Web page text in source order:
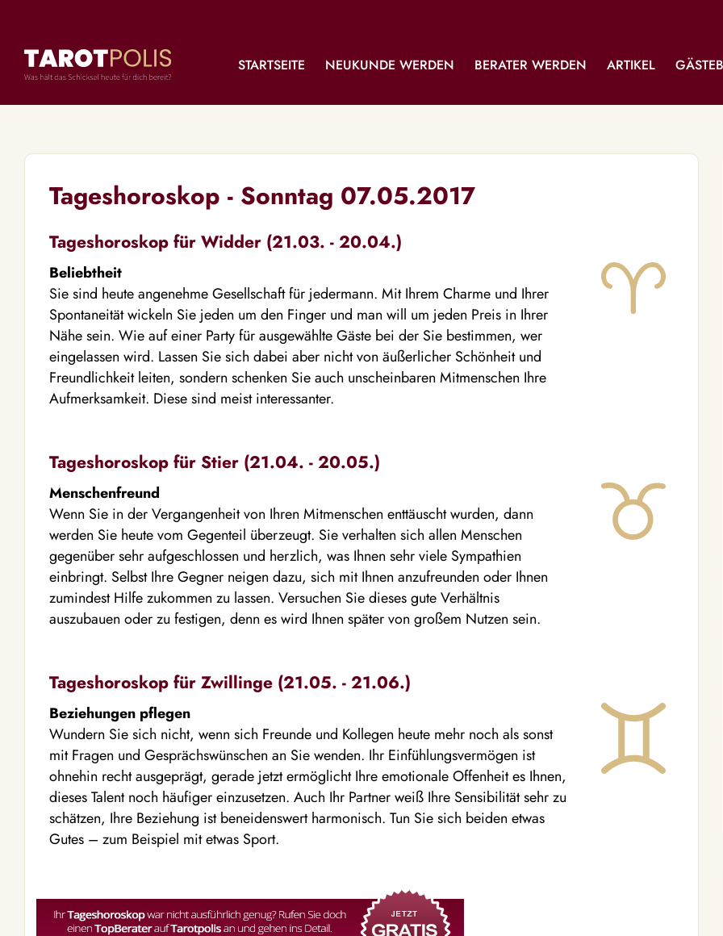
STARTSEITE NEUKUNDE WERDEN BERATER WERDEN ARTIKEL
Tageshoroskop - Sonntag 07.05.2017
Tageshoroskop für Widder (21.03. - 20.04.)
Beliebtheit
Sie sind heute angenehme Gesellschaft für jedermann. Mit Ihrem Charme und Ihrer
Spontaneität wickeln Sie jeden um den Finger und man will um jeden Preis in Ihrer
Nähe sein. Wie auf einer Party für ausgewählte Gäste bei der Sie bestimmen, wer
eingelassen wird. Lassen Sie sich dabei aber nicht von äußerlicher Schönheit und
Freundlichkeit leiten, sondern schenken Sie auch unscheinbaren Mitmenschen Ihre
Aufmerksamkeit. Diese sind meist interessanter.
Tageshoroskop für Stier (21.04. - 20.05.)
Menschenfreund
Wenn Sie in der Vergangenheit von Ihren Mitmenschen enttäuscht wurden, dann
werden Sie heute vom Gegenteil überzeugt. Sie verhalten sich allen Menschen
gegenüber sehr aufgeschlossen und herzlich, was Ihnen sehr viele Sympathien
einbringt. Selbst Ihre Gegner neigen dazu, sich mit Ihnen anzufreunden oder Ihnen
zumindest Hilfe zukommen zu lassen. Versuchen Sie dieses gute Verhältnis
auszubauen oder zu festigen, denn es wird Ihnen später von großem Nutzen sein.
Tageshoroskop für Zwillinge (21.05. - 21.06.)
Beziehungen pflegen
Wundern Sie sich nicht, wenn sich Freunde und Kollegen heute mehr noch als sonst
mit Fragen und Gesprächswünschen an Sie wenden. Ihr Einfühlungsvermögen ist
ohnehin recht ausgeprägt, gerade jetzt ermöglicht Ihre emotionale Offenheit es Ihnen,
dieses Talent noch häufiger einzusetzen. Auch Ihr Partner weiß Ihre Sensibilität sehr zu
schätzen, Ihre Beziehung ist beneidenswert harmonisch. Tun Sie sich beiden etwas
Gutes – zum Beispiel mit etwas Sport.